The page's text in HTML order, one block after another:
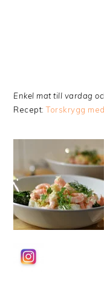
Enkel mat till vardag
Recept:Torskrygg